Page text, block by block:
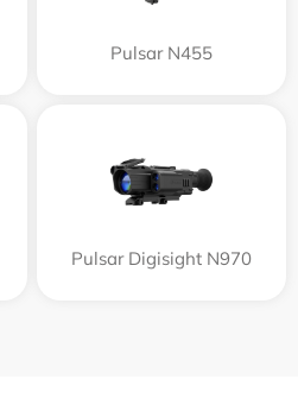
Pulsar N455
Pulsar Digisight N970